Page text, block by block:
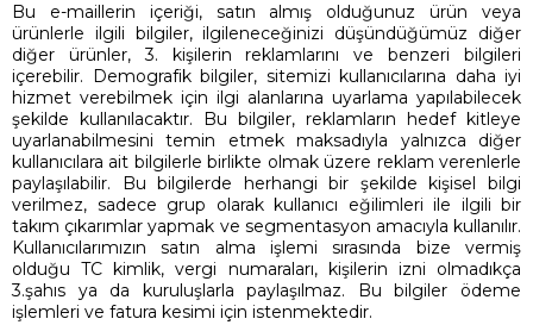
Bu e-maillerin içeriği, satın almış olduğunuz ürün veya
ürünlerle ilgili bilgiler, ilgileneceğinizi düşündüğümüz diğer
diğer ürünler, 3. kişilerin reklamlarını ve benzeri bilgileri
içerebilir. Demografik bilgiler, sitemizi kullanıcılarına daha iyi
hizmet verebilmek için ilgi alanlarına uyarlama yapılabilecek
şekilde kullanılacaktır. Bu bilgiler, reklamların hedef kitleye
uyarlanabilmesini temin etmek maksadıyla yalnızca diğer
kullanıcılara ait bilgilerle birlikte olmak üzere reklam verenlerle
paylaşılabilir. Bu bilgilerde herhangi bir şekilde kişisel bilgi
verilmez, sadece grup olarak kullanıcı eğilimleri ile ilgili bir
takım çıkarımlar yapmak ve segmentasyon amacıyla kullanılır.
Kullanıcılarımızın satın alma işlemi sırasında bize vermiş
olduğu TC kimlik, vergi numaraları, kişilerin izni olmadıkça
3.şahıs ya da kuruluşlarla paylaşılmaz. Bu bilgiler ödeme
işlemleri ve fatura kesimi için istenmektedir.